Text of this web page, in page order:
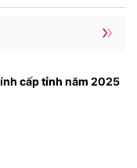
cấp tỉnh năm 2025